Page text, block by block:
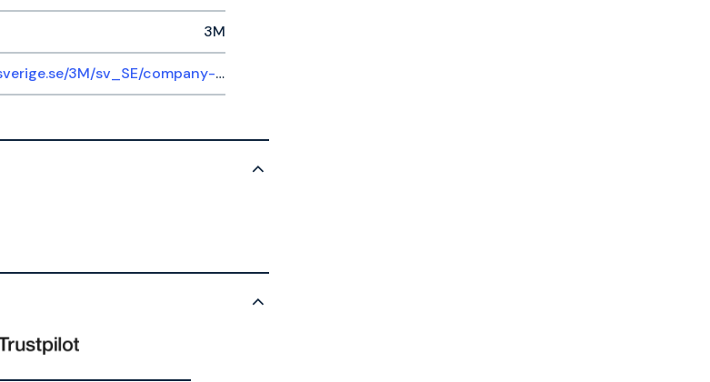
3M
https://www.3msverige.se/3M/sv_SE/company-ndc/help-center/